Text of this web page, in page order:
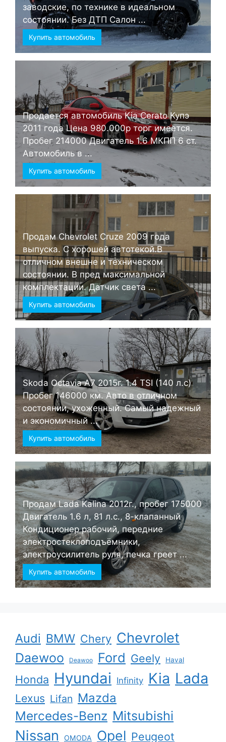
заводские, по технике в идеальном
состоянии. Без ДТП Салон ...
Купить автомобиль
Продается автомобиль Kia Cerato Купэ
2011 года Цена 980.000р торг имеется.
Пробег 214000 Двигатель 1.6 МКПП 6 ст.
Автомобиль в ...
Купить автомобиль
Продам Chevrolet Cruze 2009 года
выпуска. С хорошей автотекой.В
отличном внешне и техническом
состоянии. В пред максимальной
комплектации. Датчик света ...
Купить автомобиль
Skoda Octavia А7 2015г. 1.4 TSI (140 л.с)
Пробег 146000 км. Авто в отличном
состоянии, ухоженный. Самый надежный
и экономичный ...
Купить автомобиль
Продам Lada Kalina 2012г., пробег 175000
Двигатель 1.6 л, 81 л.с., 8-клапанный
Кондиционер рабочий, передние
электростеклоподъёмники,
электроусилитель руля, печка греет ...
Купить автомобиль
Audi BMW Chery Chevrolet
Daewoo Deawoo Ford Geely Haval
Honda Hyundai Infinity Kia Lada
Lexus Lifan Mazda
Mercedes-Benz Mitsubishi
Nissan OMODA Opel Peugeot